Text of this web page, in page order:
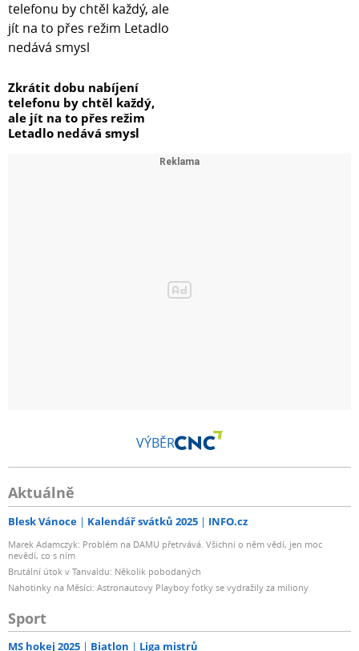
Zkrátit dobu nabíjení
telefonu by chtěl každý,
ale jít na to přes režim
Letadlo nedává smysl
VÝBĚR
Aktuálně
Blesk Vánoce Kalendář svátků 2025 INFO.cz
Marek Adamczyk: Problém na DAMU přetrvává. Všichni o něm vědí, jen moc
nevědí, co s ním
Brutální útok v Tanvaldu: Několik pobodaných
Nahotinky na Měsíci: Astronautovy Playboy fotky se vydražily za miliony
Sport
MS hokej 2025 Biatlon Liga mistrů